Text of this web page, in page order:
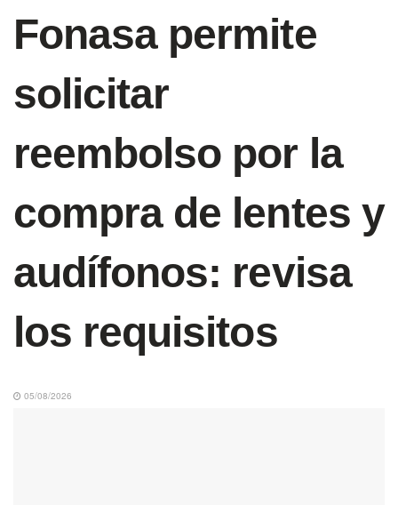
Fonasa permite
solicitar
reembolso por la
compra de lentes y
audífonos: revisa
los requisitos
05/08/2026